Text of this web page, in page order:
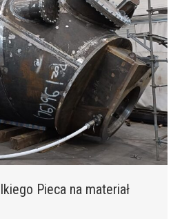
Pieca na materiał